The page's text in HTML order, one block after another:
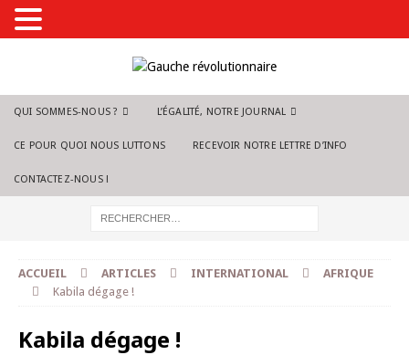
QUI SOMMES-NOUS ? L’ÉGALITÉ, NOTRE JOURNAL
CE POUR QUOI NOUS LUTTONS RECEVOIR NOTRE LETTRE D’INFO
CONTACTEZ-NOUS !
ACCUEIL ARTICLES INTERNATIONAL
AFRIQUE
Kabila dégage !
Kabila dégage !